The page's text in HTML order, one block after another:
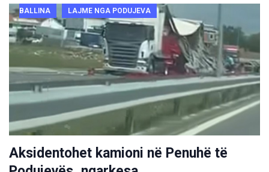
BALLINA LAJME NGA PODUJEVA
Aksidentohet kamioni në Penuhë të